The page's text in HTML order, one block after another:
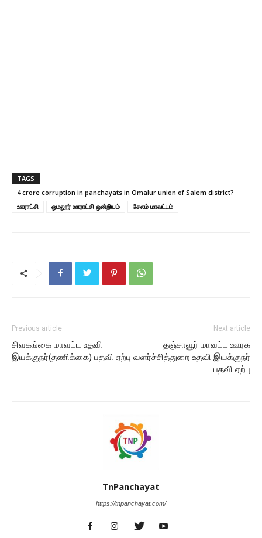
TAGS
4 crore corruption in panchayats in Omalur union of Salem district?
ஊராட்சி
ஓமலூர் ஊராட்சி ஒன்றியம் சேலம் மாவட்டம்
Previous article
சிவகங்கை மாவட்ட உதவி
இயக்குநர்(தணிக்கை) பதவி ஏற்பு
Next article
தஞ்சாவூர் மாவட்ட ஊரக
வளர்ச்சித்துறை உதவி இயக்குநர்
பதவி ஏற்பு
TnPanchayat
https://tnpanchayat.com/